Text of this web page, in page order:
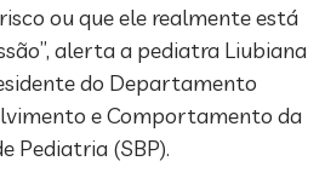
ou que ele realmente está
alerta a pediatra Liubiana
do Departamento
e Comportamento da
Pediatria (SBP).